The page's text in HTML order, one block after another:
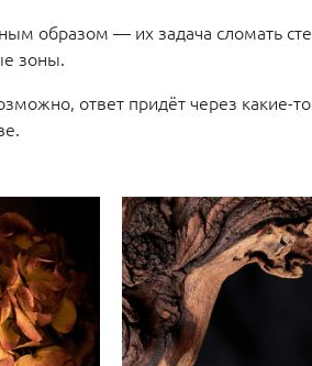
образом — их задача сломать
зоны.
ответ придёт через какие-